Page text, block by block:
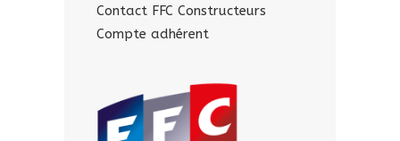
Contact FFC Constructeurs
Compte adhérent